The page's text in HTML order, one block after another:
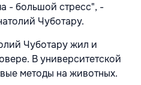
- большой стресс", -
Чуботару.
Чуботару жил и
В университетской
методы на животных.